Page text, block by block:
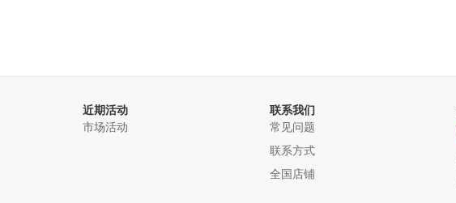
近期活动
市场活动
联系我们
常见问题
联系方式
全国店铺